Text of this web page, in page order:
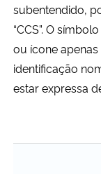
subentendido,
“CCS”. O
ou ícone
identificação
estar expressa